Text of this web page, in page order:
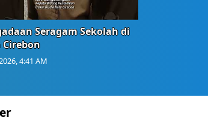
Seragam Sekolah di
4:41 AM